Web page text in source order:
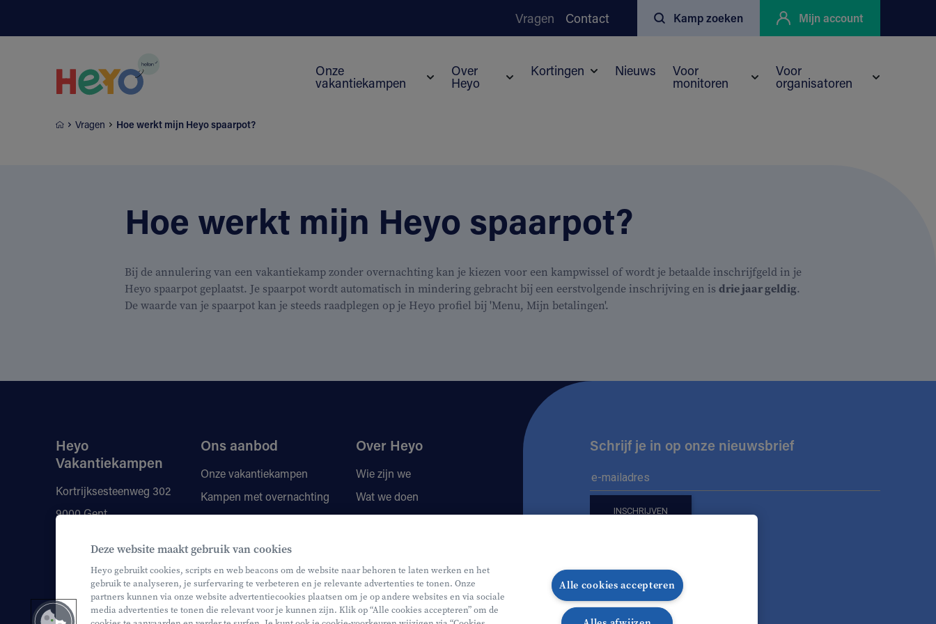
Vragen Contact Kamp zoeken Mijn account
Onze
vakantiekampen
Submenu voor Onze vakantiekampen
Over
Heyo
Kortingen
Submenu voor Kortingen
Nieuws Voor
monitoren
Submenu voor Voor monitoren
Voor
organisatoren
Vragen Hoe werkt mijn Heyo spaarpot?
Hoe werkt mijn Heyo spaarpot?
Bij de annulering van een vakantiekamp zonder overnachting kan je kiezen voor een kampwissel of wordt je betaalde inschrijfgeld in je
Heyo spaarpot geplaatst. Je spaarpot wordt automatisch in mindering gebracht bij een eerstvolgende inschrijving en is drie jaar geldig.
De waarde van je spaarpot kan je steeds raadplegen op je Heyo profiel bij 'Menu, Mijn betalingen'.
Heyo
Vakantiekampen
Kortrijksesteenweg 302
9000 Gent
+32 9 210 80 00
info@heyo.be
Ons aanbod
Onze vakantiekampen
Kampen met overnachting
Vragen
Kortingen
Onze monitoren
Over Heyo
Wie zijn we
Wat we doen
Locaties
Schrijf je in op onze nieuwsbrief
Volg onze Facebook pagina
Volg onze Instagram pagina
Volg onze LinkedIn pagina
Volg onze TikTok pagina
Deze website maakt gebruik van cookies
Heyo gebruikt cookies, scripts en web beacons om de website naar behoren te laten werken en het
gebruik te analyseren, je surfervaring te verbeteren en je relevante advertenties te tonen. Onze
partners kunnen via onze website advertentiecookies plaatsen om je op andere websites en via sociale
media advertenties te tonen die relevant voor je kunnen zijn. Klik op “Alle cookies accepteren” om de
Alle cookies accepteren